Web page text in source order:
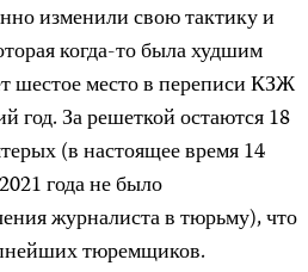
изменили свою тактику и
когда-то была худшим
шестое место в переписи КЗЖ
год. За решеткой остаются 18
(в настоящее время 14
года не было
журналиста в тюрьму), что
тюремщиков.